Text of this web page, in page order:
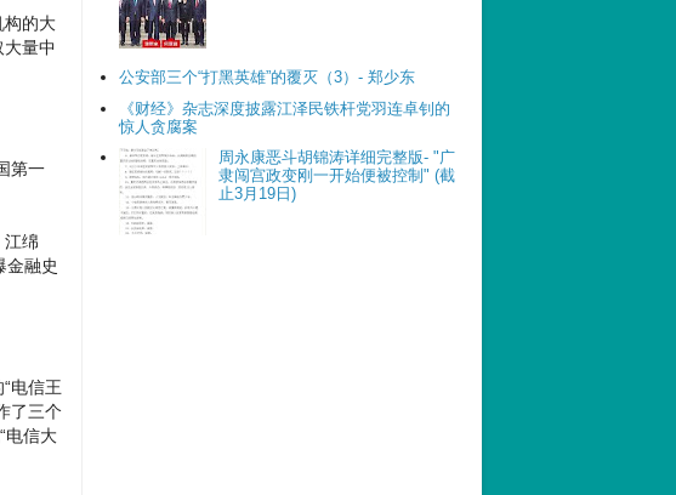
构的大
量中
第一
江绵
金融史
电信王
了三个
电信大
公安部三个“打黑英雄”的覆灭（3）- 郑少东
《财经》杂志深度披露江泽民铁杆党羽连卓钊的
惊人贪腐案
周永康恶斗胡锦涛详细完整版- "广
隶闯宫政变刚一开始便被控制" (截
止3月19日)